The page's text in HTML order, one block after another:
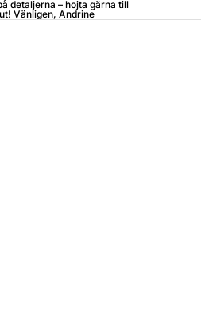
detaljerna – hojta gärna till
Vänligen, Andrine